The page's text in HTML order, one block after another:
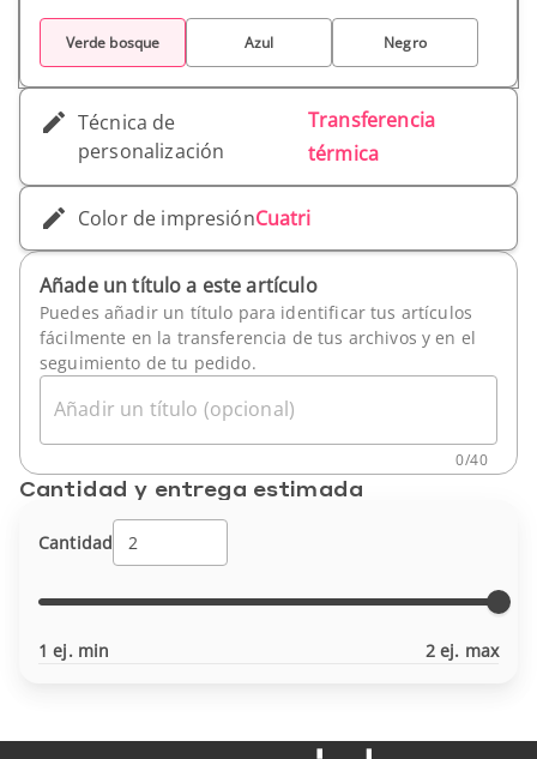
Verde bosque Azul Negro
Técnica de
personalización
Transferencia
térmica
Color de impresiónCuatri
Añade un título a este artículo
Puedes añadir un título para identificar tus artículos
fácilmente en la transferencia de tus archivos y en el
seguimiento de tu pedido.
Añadir un título (opcional)
0/40
Cantidad y entrega estimada
Cantidad
1 ej. min 2 ej. max